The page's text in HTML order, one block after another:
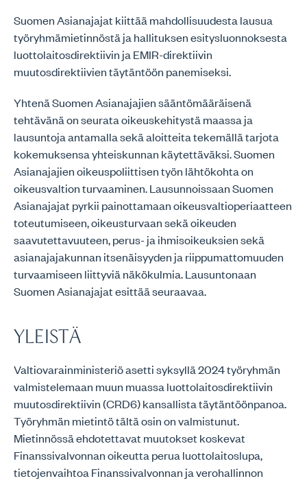
Suomen Asianajajat kiittää mahdollisuudesta lausua
työryhmämietinnöstä ja hallituksen esitysluonnoksesta
luottolaitosdirektiivin ja EMIR-direktiivin
muutosdirektiivien täytäntöön panemiseksi.
Yhtenä Suomen Asianajajien sääntömääräisenä
tehtävänä on seurata oikeuskehitystä maassa ja
lausuntoja antamalla sekä aloitteita tekemällä tarjota
kokemuksensa yhteiskunnan käytettäväksi. Suomen
Asianajajien oikeuspoliittisen työn lähtökohta on
oikeusvaltion turvaaminen. Lausunnoissaan Suomen
Asianajajat pyrkii painottamaan oikeusvaltioperiaatteen
toteutumiseen, oikeusturvaan sekä oikeuden
saavutettavuuteen, perus- ja ihmisoikeuksien sekä
asianajajakunnan itsenäisyyden ja riippumattomuuden
turvaamiseen liittyviä näkökulmia. Lausuntonaan
Suomen Asianajajat esittää seuraavaa.
YLEISTÄ
Valtiovarainministeriö asetti syksyllä 2024 työryhmän
valmistelemaan muun muassa luottolaitosdirektiivin
muutosdirektiivin (CRD6) kansallista täytäntöönpanoa.
Työryhmän mietintö tältä osin on valmistunut.
Mietinnössä ehdotettavat muutokset koskevat
Finanssivalvonnan oikeutta perua luottolaitoslupa,
tietojenvaihtoa Finanssivalvonnan ja verohallinnon